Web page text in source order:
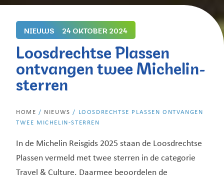
NIEUWS 24 OKTOBER 2024
Loosdrechtse Plassen
ontvangen twee Michelin-
sterren
HOME / NIEUWS /
LOOSDRECHTSE PLASSEN ONTVANGEN
TWEE MICHELIN-STERREN
In de Michelin Reisgids 2025 staan de Loosdrechtse
Plassen vermeld met twee sterren in de categorie
Travel & Culture. Daarmee beoordelen de